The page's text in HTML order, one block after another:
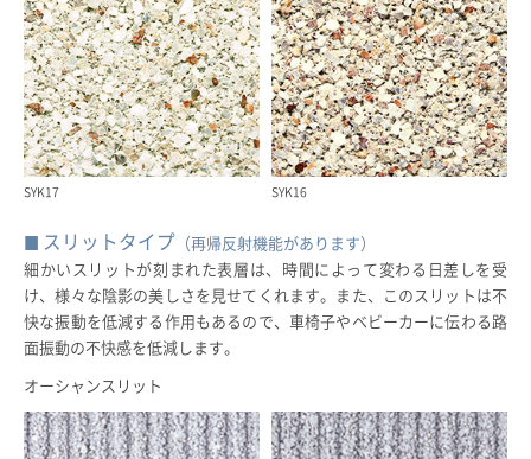
SYK17 SYK16
スリットタイプ （再帰反射機能があります）
細かいスリットが刻まれた表層は、時間によって変わる日差しを受
け、様々な陰影の美しさを見せてくれます。また、このスリットは不
快な振動を低減する作用もあるので、車椅子やベビーカーに伝わる路
面振動の不快感を低減します。
オーシャンスリット